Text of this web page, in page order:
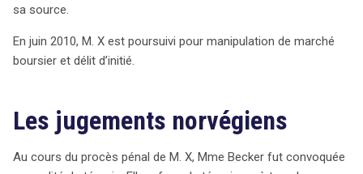
sa source.
En juin 2010, M. X est poursuivi pour manipulation de marché
boursier et délit d’initié.
Les jugements norvégiens
Au cours du procès pénal de M. X, Mme Becker fut convoquée